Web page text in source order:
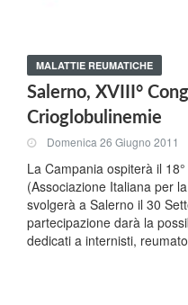
MALATTIE REUMATICHE
Salerno, XVIII°
Crioglobulinemie
Domenica 26 Giugno 2011
La Campania ospiterà il
(Associazione Italiana per
svolgerà a Salerno il 30
partecipazione darà la
dedicati a internisti,